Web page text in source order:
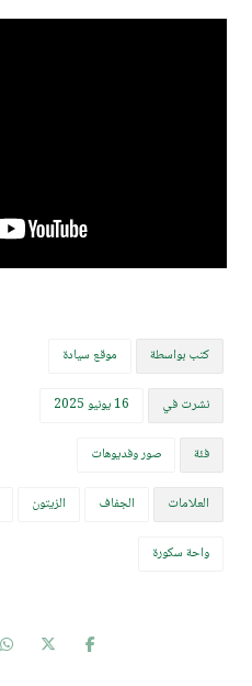
كتب بواسطة موقع سيادة
نشرت في 16 يونيو 2025
فئة صور وفديوهات
العلامات الجفاف الزيتون
واحة سكورة